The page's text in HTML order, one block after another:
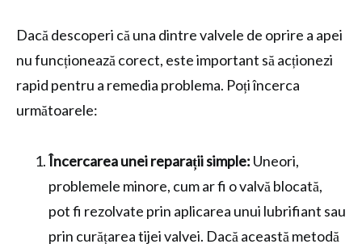
Dacă descoperi că una dintre valvele de oprire a apei
nu funcționează corect, este important să acționezi
rapid pentru a remedia problema. Poți încerca
următoarele:
Încercarea unei reparații simple: Uneori,
problemele minore, cum ar fi o valvă blocată,
pot fi rezolvate prin aplicarea unui lubrifiant sau
prin curățarea tijei valvei. Dacă această metodă